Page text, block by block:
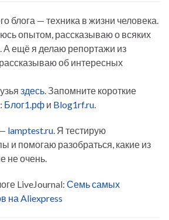
блога — техника в жизни человека.
опытом, рассказываю о всяких
А ещё я делаю репортажи из
об интересных
здесь. Запомните короткие
Блог1.рф и Blog1rf.ru.
lamptest.ru. Я тестирую
и помогаю разобраться, какие из
не очень.
LiveJournal: Семь самых
на Aliexpress